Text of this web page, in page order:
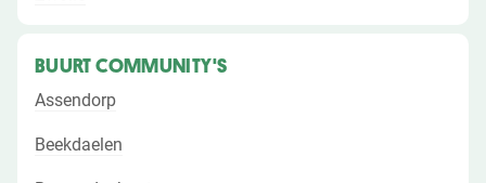
BUURT COMMUNITY'S
Assendorp
Beekdaelen